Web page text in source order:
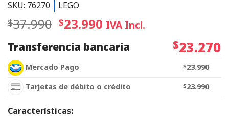
SKU: 76270 LEGO
$37.990 $23.990 IVA Incl.
Transferencia bancaria
$23.270
Mercado Pago $23.990
Tarjetas de débito o crédito
$23.990
Características: